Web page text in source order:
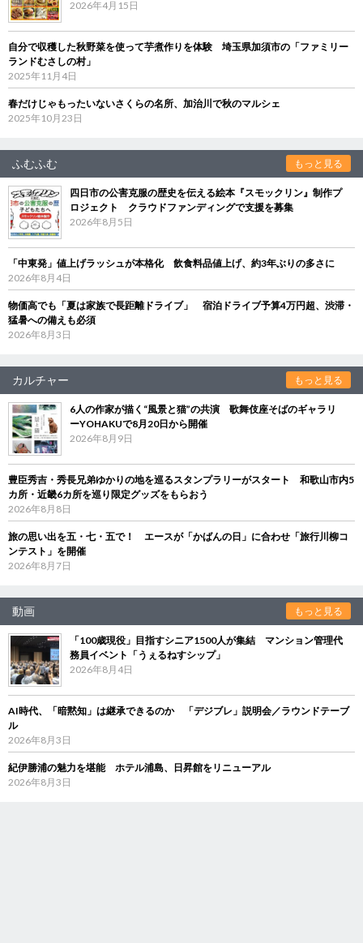
2026年4月15日
自分で収穫した秋野菜を使って芋煮作りを体験 埼玉県加須市の「ファミリー
ランドむさしの村」
2025年11月4日
春だけじゃもったいないさくらの名所、加治川で秋のマルシェ
2025年10月23日
ふむふむ もっと見る
四日市の公害克服の歴史を伝える絵本『スモックリン』制作プ
ロジェクト クラウドファンディングで支援を募集
2026年8月5日
「中東発」値上げラッシュが本格化 飲食料品値上げ、約3年ぶりの多さに
2026年8月4日
物価高でも「夏は家族で長距離ドライブ」 宿泊ドライブ予算4万円超、渋滞・
猛暑への備えも必須
2026年8月3日
カルチャー もっと見る
6人の作家が描く“風景と猫”の共演 歌舞伎座そばのギャラリ
ーYOHAKUで8月20日から開催
2026年8月9日
豊臣秀吉・秀長兄弟ゆかりの地を巡るスタンプラリーがスタート 和歌山市内5
カ所・近畿6カ所を巡り限定グッズをもらおう
2026年8月8日
旅の思い出を五・七・五で！ エースが「かばんの日」に合わせ「旅行川柳コ
ンテスト」を開催
2026年8月7日
動画 もっと見る
「100歳現役」目指すシニア1500人が集結 マンション管理代
務員イベント「うぇるねすシップ」
2026年8月4日
AI時代、「暗黙知」は継承できるのか 「デジブレ」説明会／ラウンドテーブ
ル
2026年8月3日
紀伊勝浦の魅力を堪能 ホテル浦島、日昇館をリニューアル
2026年8月3日